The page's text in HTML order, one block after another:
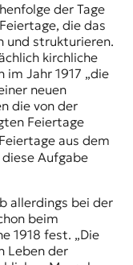
der Tage
die das
und strukturieren.
kirchliche
im Jahr 1917 „die
neuen
die von der
Feiertage
aus dem
Aufgabe
allerdings bei der
beim
1918 fest. „Die
Leben der